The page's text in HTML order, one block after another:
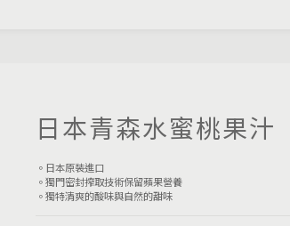
日本青森水蜜桃果汁
。日本原裝進口
。獨門密封搾取技術保留蘋果營養
。獨特清爽的酸味與自然的甜味